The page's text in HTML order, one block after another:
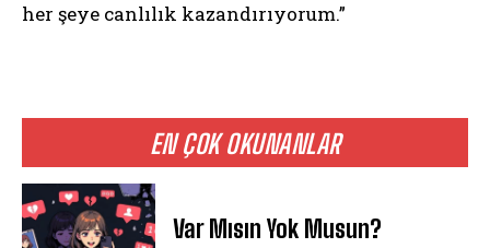
EN ÇOK OKUNANLAR
Var Mısın Yok Musun?
her şeye canlılık kazandırıyorum.”